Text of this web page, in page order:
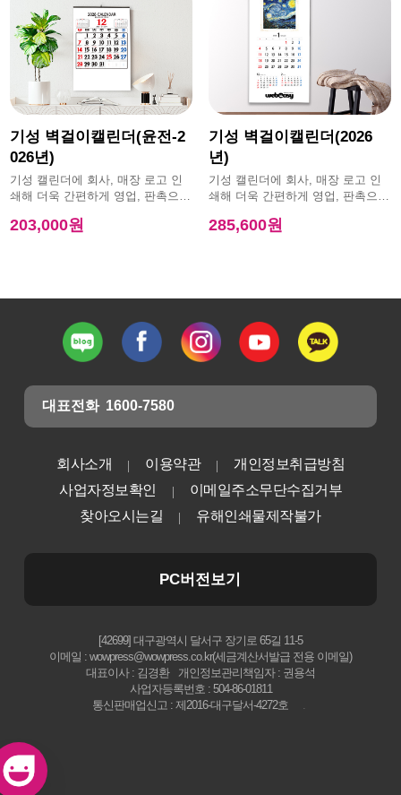
기성 벽걸이캘린더(윤전-2
026년)
기성 캘린더에 회사, 매장 로고 인
쇄해 더욱 간편하게 영업, 판촉으로
203,000원
기성 벽걸이캘린더(2026
년)
기성 캘린더에 회사, 매장 로고 인
쇄해 더욱 간편하게 영업, 판촉으로
285,600원
대표전화 1600-7580
회사소개 이용약관
개인정보취급방침
사업자정보확인
이메일주소무단수집거부
찾아오시는길
유해인쇄물제작불가
PC버전보기
[42699] 대구광역시 달서구 장기로 65길 11-5
이메일 : wowpress@wowpress.co.kr(세금계산서발급 전용 이메일)
대표이사 : 김경환
개인정보관리책임자 : 권용석
사업자등록번호 : 504-86-01811
통신판매업신고 : 제2016-대구달서-4272호